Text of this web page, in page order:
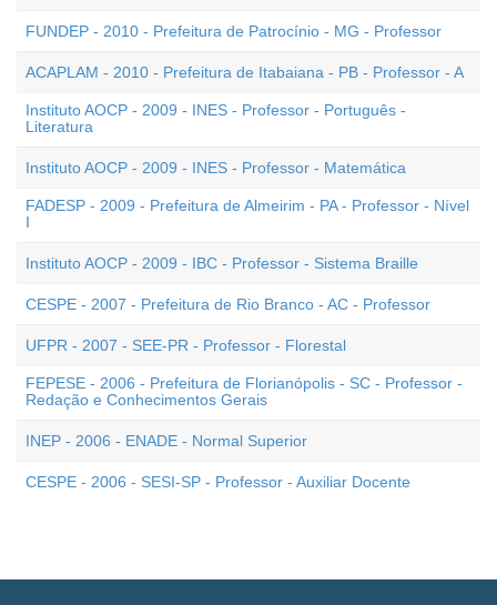
FUNDEP - 2010 - Prefeitura de Patrocínio - MG - Professor
ACAPLAM - 2010 - Prefeitura de Itabaiana - PB - Professor - A
Instituto AOCP - 2009 - INES - Professor - Português -
Literatura
Instituto AOCP - 2009 - INES - Professor - Matemática
FADESP - 2009 - Prefeitura de Almeirim - PA - Professor - Nível
I
Instituto AOCP - 2009 - IBC - Professor - Sistema Braille
CESPE - 2007 - Prefeitura de Rio Branco - AC - Professor
UFPR - 2007 - SEE-PR - Professor - Florestal
FEPESE - 2006 - Prefeitura de Florianópolis - SC - Professor -
Redação e Conhecimentos Gerais
INEP - 2006 - ENADE - Normal Superior
CESPE - 2006 - SESI-SP - Professor - Auxiliar Docente